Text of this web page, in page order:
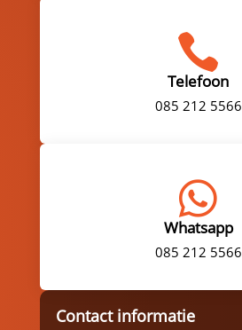

Telefoon
085 212 5566

Whatsapp
085 212 5566
Contact informatie